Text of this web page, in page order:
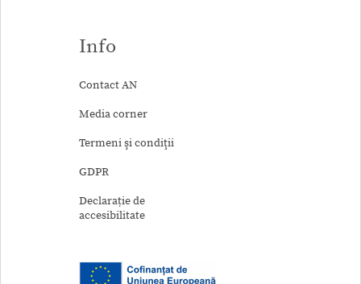
Info
Contact AN
Media corner
Termeni şi condiţii
GDPR
Declarație de
accesibilitate